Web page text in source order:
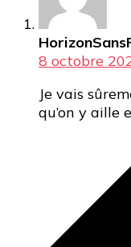
8 octobre
Je vais
qu’on y aille